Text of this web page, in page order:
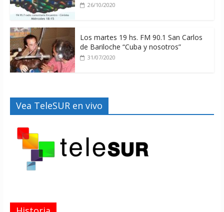
26/10/2020
Los martes 19 hs. FM 90.1 San Carlos
de Bariloche “Cuba y nosotros”
31/07/2020
Vea TeleSUR en vivo